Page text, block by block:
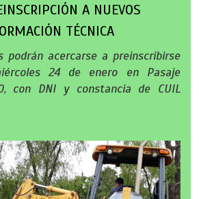
A NUEVOS
TÉCNICA
podrán acercarse a preinscribirse
24 de enero en Pasaje
con DNI y constancia de CUIL